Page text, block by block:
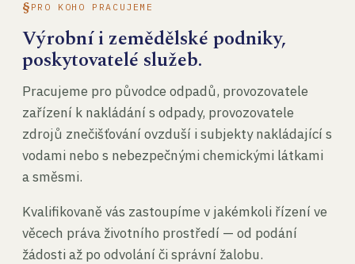
PRO KOHO PRACUJEME
Výrobní i zemědělské podniky,
poskytovatelé služeb.
Pracujeme pro původce odpadů, provozovatele
zařízení k nakládání s odpady, provozovatele
zdrojů znečišťování ovzduší i subjekty nakládající s
vodami nebo s nebezpečnými chemickými látkami
a směsmi.
Kvalifikovaně vás zastoupíme v jakémkoli řízení ve
věcech práva životního prostředí — od podání
žádosti až po odvolání či správní žalobu.